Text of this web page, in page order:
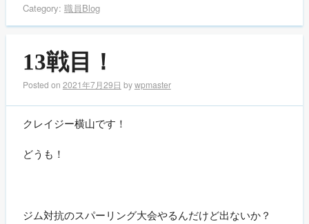
Category: 職員Blog
13戦目！
Posted on 2021年7月29日 bywpmaster
クレイジー横山です！
どうも！
ジム対抗のスパーリング大会やるんだけど出ないか？